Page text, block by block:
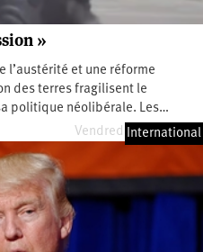
»
l’austérité et une réforme
des terres fragilisent le
politique néolibérale. Les…
Vendredi 29 mai 2026
International